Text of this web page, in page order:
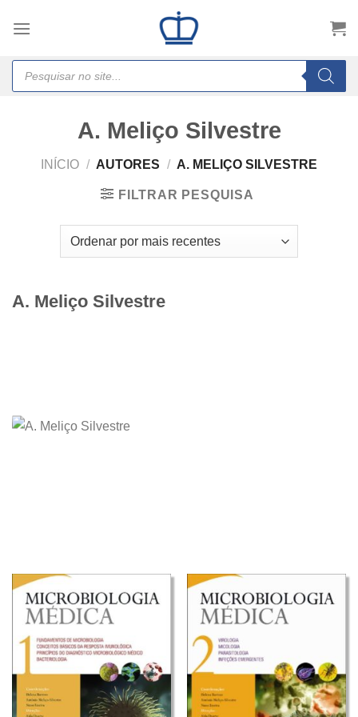
Products
search
A. Meliço Silvestre
INÍCIO / AUTORES / A. MELIÇO SILVESTRE
FILTRAR PESQUISA
A. Meliço Silvestre